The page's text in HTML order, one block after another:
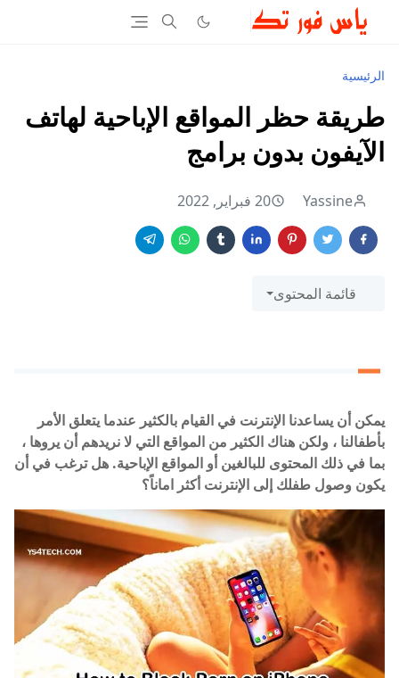
الرئيسية
طريقة حظر المواقع الإباحية لهاتف
الآيفون بدون برامج
Yassine 20 فبراير, 2022
قائمة المحتوى
يمكن أن يساعدنا الإنترنت في القيام بالكثير عندما يتعلق الأمر
بأطفالنا ، ولكن هناك الكثير من المواقع التي لا نريدهم أن يروها ،
بما في ذلك المحتوى للبالغين أو المواقع الإباحية. هل ترغب في أن
يكون وصول طفلك إلى الإنترنت أكثر اماناً؟